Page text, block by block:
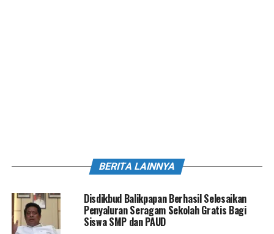
BERITA LAINNYA
Disdikbud Balikpapan Berhasil Selesaikan
Penyaluran Seragam Sekolah Gratis Bagi
Siswa SMP dan PAUD